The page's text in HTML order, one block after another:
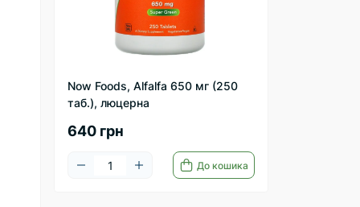
Now Foods, Alfalfa 650 мг (250
таб.), люцерна
640 грн
До кошика